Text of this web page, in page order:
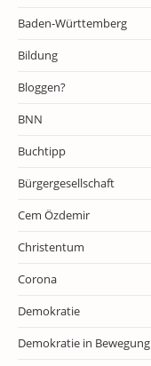
Baden-Württemberg
Bildung
Bloggen?
BNN
Buchtipp
Bürgergesellschaft
Cem Özdemir
Christentum
Corona
Demokratie
Demokratie in Bewegung